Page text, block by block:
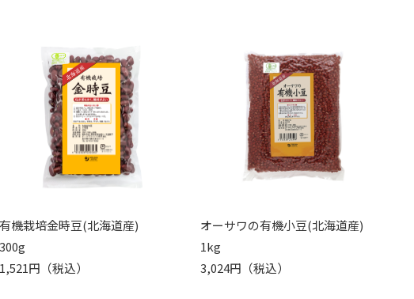
有機栽培金時豆(北海道産)
300g
1,521円（税込）
オーサワの有機小豆(北海道産)
1kg
3,024円（税込）